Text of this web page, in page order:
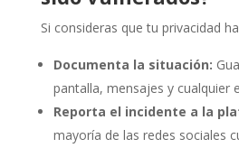
Si consideras que tu privacidad
Documenta la situación:
pantalla, mensajes y cualquier
Reporta el incidente a la
mayoría de las redes sociales